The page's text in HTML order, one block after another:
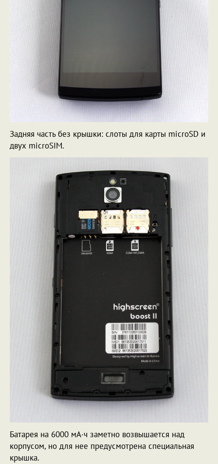
Задняя часть без крышки: слоты для карты microSD и
двух microSIM.
Батарея на 6000 мА·ч заметно возвышается над
корпусом, но для нее предусмотрена специальная
крышка.